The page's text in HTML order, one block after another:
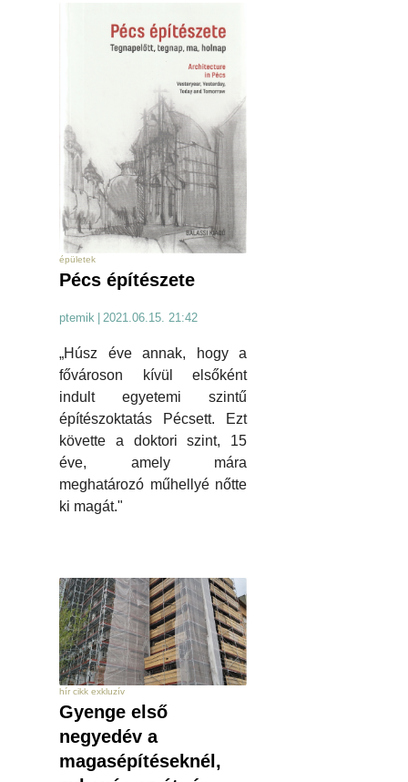
épületek
Pécs építészete
ptemik 2021.06.15. 21:42
„Húsz éve annak, hogy a
fővároson kívül elsőként
indult egyetemi szintű
építészoktatás Pécsett. Ezt
követte a doktori szint, 15
éve, amely mára
meghatározó műhellyé nőtte
ki magát."
hír cikk exkluzív
Gyenge első
negyedév a
magasépítéseknél,